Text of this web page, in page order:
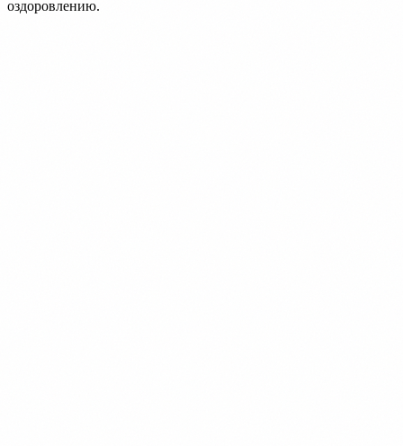
оздоровлению.